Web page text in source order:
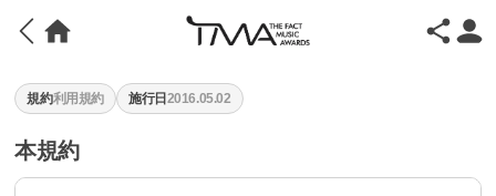
規約利用規約 施行日 2016.05.02
本規約